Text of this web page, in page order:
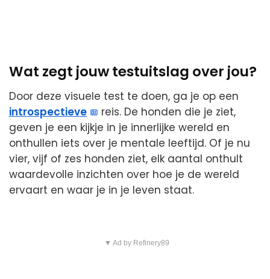
Wat zegt jouw testuitslag over jou?
Door deze visuele test te doen, ga je op een
introspectieve
reis. De honden die je ziet,
geven je een kijkje in je innerlijke wereld en
onthullen iets over je mentale leeftijd. Of je nu
vier, vijf of zes honden ziet, elk aantal onthult
waardevolle inzichten over hoe je de wereld
ervaart en waar je in je leven staat.
▼ Ad by Refinery89